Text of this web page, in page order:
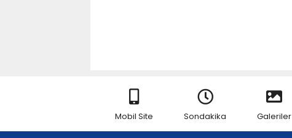
Mobil Site Sondakika Galeriler